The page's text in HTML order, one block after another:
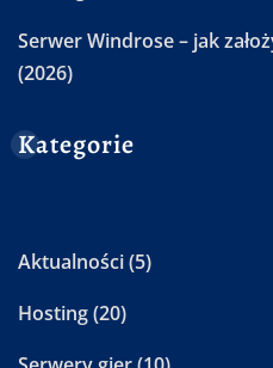
Serwer Windrose – jak
(2026)
Kategorie
Aktualności(5)
Hosting(20)